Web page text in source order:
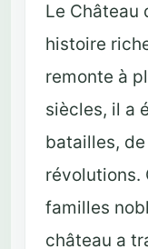
Le Château
histoire
remonte à
siècles, il a
batailles,
révolutions.
familles
château a